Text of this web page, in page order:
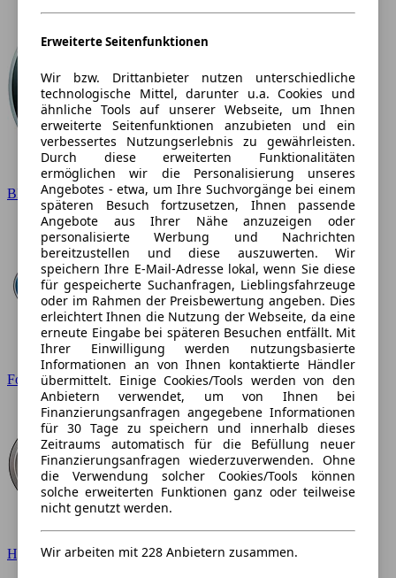
BMW
Ford
Hyundai
Erweiterte Seitenfunktionen
Wir bzw. Drittanbieter nutzen unterschiedliche
technologische Mittel, darunter u.a. Cookies und
ähnliche Tools auf unserer Webseite, um Ihnen
erweiterte Seitenfunktionen anzubieten und ein
verbessertes Nutzungserlebnis zu gewährleisten.
Durch diese erweiterten Funktionalitäten
ermöglichen wir die Personalisierung unseres
Angebotes - etwa, um Ihre Suchvorgänge bei einem
späteren Besuch fortzusetzen, Ihnen passende
Angebote aus Ihrer Nähe anzuzeigen oder
personalisierte Werbung und Nachrichten
bereitzustellen und diese auszuwerten. Wir
speichern Ihre E-Mail-Adresse lokal, wenn Sie diese
für gespeicherte Suchanfragen, Lieblingsfahrzeuge
oder im Rahmen der Preisbewertung angeben. Dies
erleichtert Ihnen die Nutzung der Webseite, da eine
erneute Eingabe bei späteren Besuchen entfällt. Mit
Ihrer Einwilligung werden nutzungsbasierte
Informationen an von Ihnen kontaktierte Händler
übermittelt. Einige Cookies/Tools werden von den
Anbietern verwendet, um von Ihnen bei
Finanzierungsanfragen angegebene Informationen
für 30 Tage zu speichern und innerhalb dieses
Zeitraums automatisch für die Befüllung neuer
Finanzierungsanfragen wiederzuverwenden. Ohne
die Verwendung solcher Cookies/Tools können
solche erweiterten Funktionen ganz oder teilweise
nicht genutzt werden.
Wir arbeiten mit 228 Anbietern zusammen.